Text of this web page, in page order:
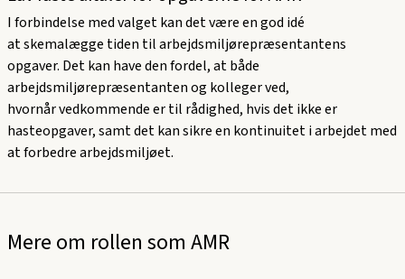
I forbindelse med valget kan det være en god idé
at skemalægge tiden til arbejdsmiljørepræsentantens
opgaver. Det kan have den fordel, at både
arbejdsmiljørepræsentanten og kolleger ved,
hvornår vedkommende er til rådighed, hvis det ikke er
hasteopgaver, samt det kan sikre en kontinuitet i arbejdet med
at forbedre arbejdsmiljøet.
Mere om rollen som AMR